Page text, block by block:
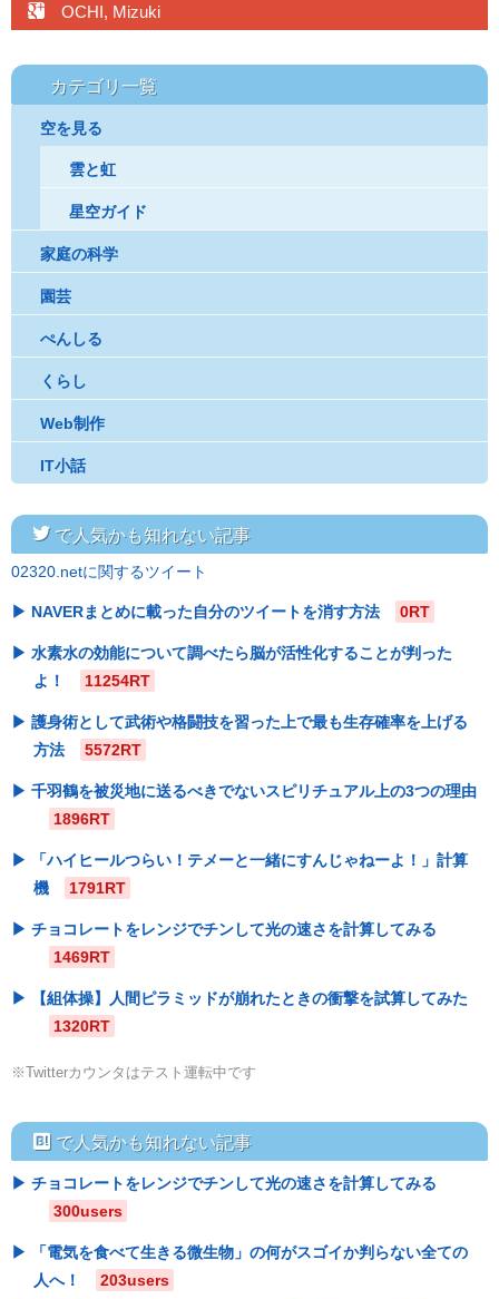
googleplus OCHI, Mizuki
カテゴリ一覧
空を見る
雲と虹
星空ガイド
家庭の科学
園芸
ぺんしる
くらし
Web制作
IT小話
twitterで人気かも知れない記事
02320.netに関するツイート
NAVERまとめに載った自分のツイートを消す方法 0RT
水素水の効能について調べたら脳が活性化することが判った
よ！
11254RT
護身術として武術や格闘技を習った上で最も生存確率を上げる
方法
5572RT
千羽鶴を被災地に送るべきでないスピリチュアル上の3つの理由
1896RT
「ハイヒールつらい！テメーと一緒にすんじゃねーよ！」計算
機
1791RT
チョコレートをレンジでチンして光の速さを計算してみる
1469RT
【組体操】人間ピラミッドが崩れたときの衝撃を試算してみた
1320RT
※Twitterカウンタはテスト運転中です
hatebu で人気かも知れない記事
チョコレートをレンジでチンして光の速さを計算してみる
300users
「電気を食べて生きる微生物」の何がスゴイか判らない全ての
人へ！
203users